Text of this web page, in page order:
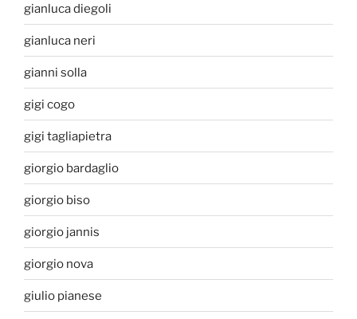
gianluca diegoli
gianluca neri
gianni solla
gigi cogo
gigi tagliapietra
giorgio bardaglio
giorgio biso
giorgio jannis
giorgio nova
giulio pianese